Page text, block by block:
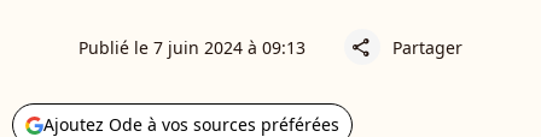
Publié le 7 juin 2024 à 09:13 share Partager
Ajoutez Ode à vos sources préférées